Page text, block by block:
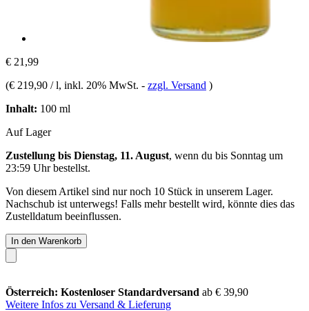
€ 21,99
(€ 219,90 / l, inkl. 20% MwSt. - zzgl. Versand )
Inhalt: 100 ml
Auf Lager
Zustellung bis Dienstag, 11. August, wenn du bis Sonntag um
23:59 Uhrbestellst.
Von diesem Artikel sind nur noch 10 Stück in unserem Lager.
Nachschub ist unterwegs! Falls mehr bestellt wird, könnte dies das
Zustelldatum beeinflussen.
In den Warenkorb
Österreich: Kostenloser Standardversand ab € 39,90
Weitere Infos zu Versand & Lieferung